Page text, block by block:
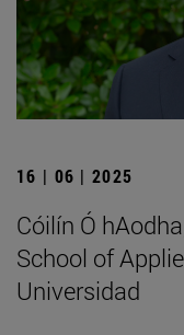
16 | 06 | 2025
Cóilín Ó
School of
Universidad